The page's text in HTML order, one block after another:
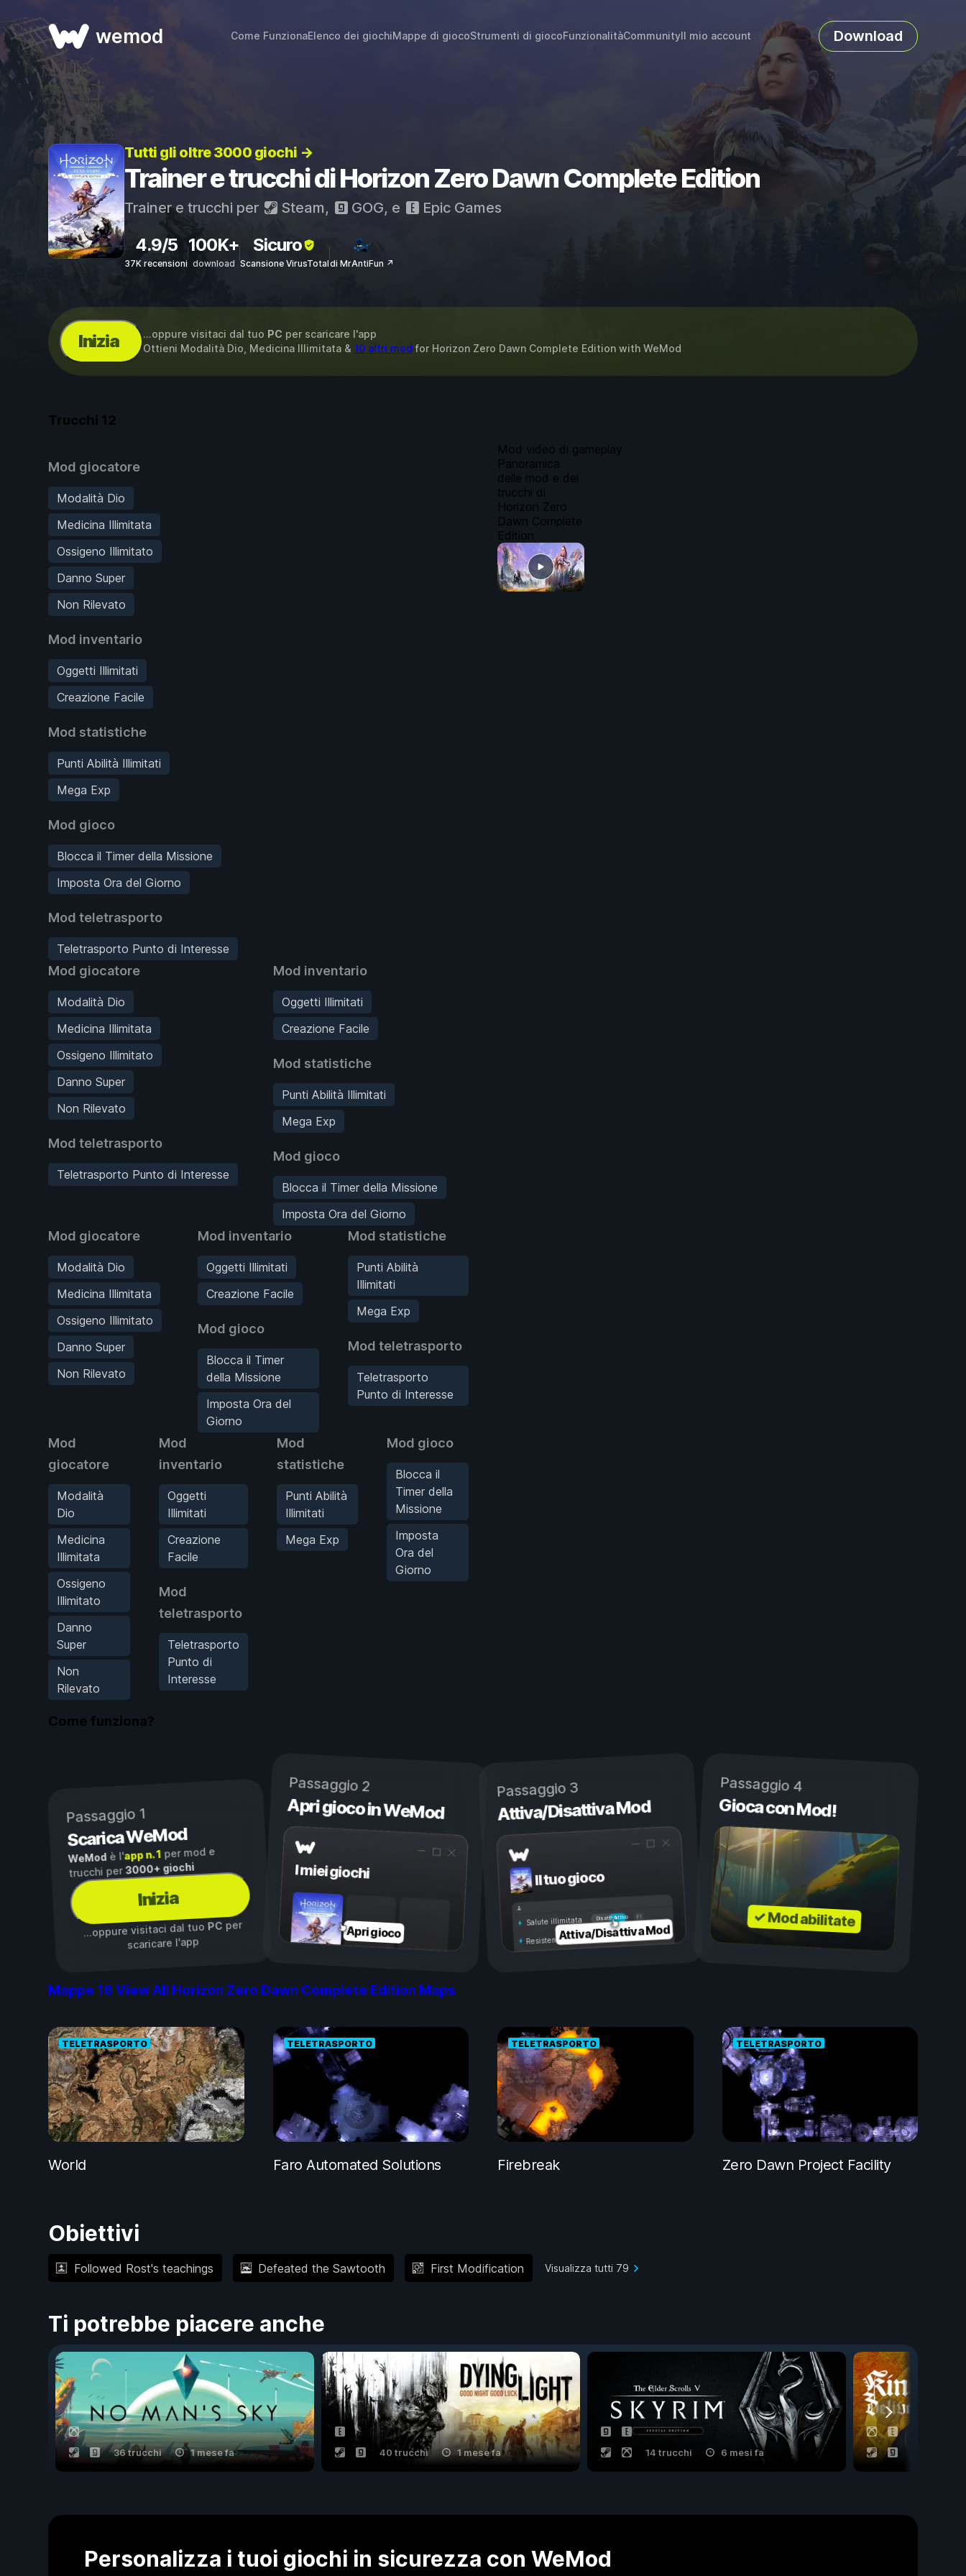
wemod Come FunzionaElenco dei giochiMappe di giocoStrumenti di giocoFunzionalitàCommunityIl mio account Download
Tutti gli oltre 3000 giochi →
Trainer e trucchi di Horizon Zero Dawn Complete Edition
Trainer e trucchi per Steam, GOG, e Epic Games
4.9/5
37K recensioni
100K+
download
Sicuro
Scansione VirusTotaldi MrAntiFun ↗
Inizia ...oppure visitaci dal tuo PC per scaricare l'app
Ottieni Modalità Dio, Medicina Illimitata & 10 altri mod for Horizon Zero Dawn Complete Edition with WeMod
Trucchi 12
Mod giocatore
Modalità Dio
Medicina Illimitata
Ossigeno Illimitato
Danno Super
Non Rilevato
Mod inventario
Oggetti Illimitati
Creazione Facile
Mod statistiche
Punti Abilità Illimitati
Mega Exp
Mod gioco
Blocca il Timer della Missione
Imposta Ora del Giorno
Mod teletrasporto
Teletrasporto Punto di Interesse
Mod giocatore
Modalità Dio
Medicina Illimitata
Ossigeno Illimitato
Danno Super
Non Rilevato
Mod teletrasporto
Teletrasporto Punto di Interesse
Mod inventario
Oggetti Illimitati
Creazione Facile
Mod statistiche
Punti Abilità Illimitati
Mega Exp
Mod gioco
Blocca il Timer della Missione
Imposta Ora del Giorno
Mod giocatore
Modalità Dio
Medicina Illimitata
Ossigeno Illimitato
Danno Super
Non Rilevato
Mod inventario
Oggetti Illimitati
Creazione Facile
Mod gioco
Blocca il Timer
della Missione
Imposta Ora del
Giorno
Mod statistiche
Punti Abilità
Illimitati
Mega Exp
Mod teletrasporto
Teletrasporto
Punto di Interesse
Mod
giocatore
Modalità
Dio
Medicina
Illimitata
Ossigeno
Illimitato
Danno
Super
Non
Rilevato
Mod
inventario
Oggetti
Illimitati
Creazione
Facile
Mod
teletrasporto
Teletrasporto
Punto di
Interesse
Mod
statistiche
Punti Abilità
Illimitati
Mega Exp
Mod gioco
Blocca il
Timer della
Missione
Imposta
Ora del
Giorno
Mod video di gameplay
Panoramica
delle mod e dei
trucchi di
Horizon Zero
Dawn Complete
Edition
Come funziona?
Passaggio 1
Scarica WeMod
WeMod è l'app n. 1per mod e
trucchi per3000+ giochi
Inizia
...oppure visitaci dal tuo PCper
scaricare l'app
Passaggio 2
Apri gioco in WeMod
I miei giochi
Apri gioco
Passaggio 3
Attiva/Disattiva Mod
Il tuo gioco
Attivo
Disattivo
Salute illimitata
Resistenza illimitata
Attiva/Disattiva Mod
Passaggio 4
Gioca con Mod!
✓ Mod abilitate
Mappe 16 View All Horizon Zero Dawn Complete Edition Maps
TELETRASPORTO
World
TELETRASPORTO
Faro Automated Solutions
TELETRASPORTO
Firebreak
TELETRASPORTO
Zero Dawn Project Facility
Obiettivi
Followed Rost's teachings Defeated the Sawtooth First Modification Visualizza tutti 79
Ti potrebbe piacere anche
36 trucchi 1 mese fa 40 trucchi 1 mese fa 14 trucchi 6 mesi fa
Personalizza i tuoi giochi in sicurezza con WeMod